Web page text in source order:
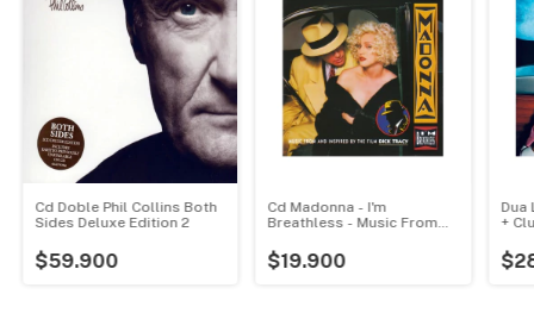
Cd Doble Phil Collins Both
Sides Deluxe Edition 2
$59.900
Cd Madonna - I'm
Breathless - Music From
$19.900
Dua
+